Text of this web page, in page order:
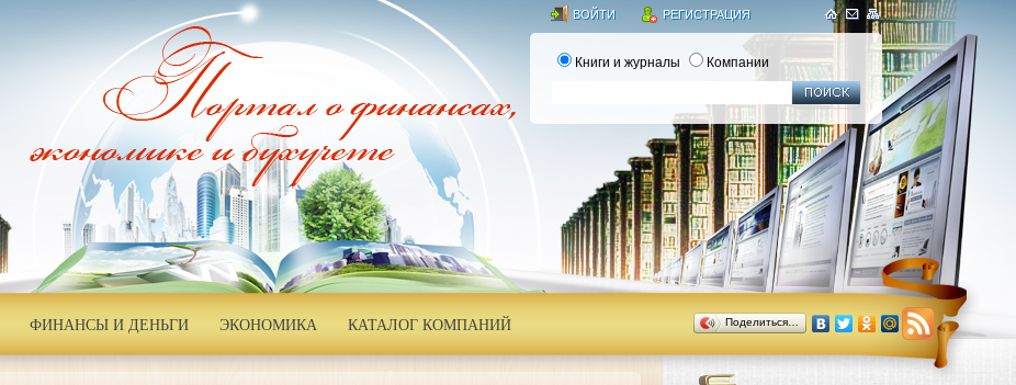
ВОЙТИ РЕГИСТРАЦИЯ
Книги и журналы Компании
Поделиться…
ФИНАНСЫ И ДЕНЬГИ ЭКОНОМИКА КАТАЛОГ КОМПАНИЙ